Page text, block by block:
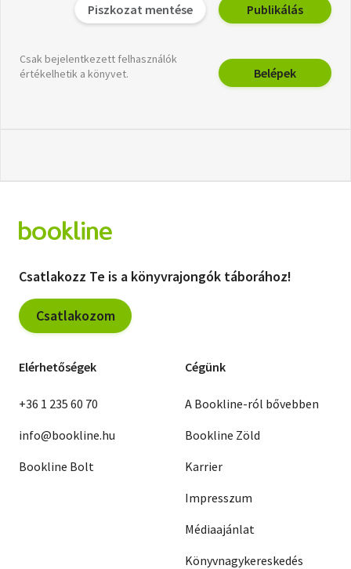
Piszkozat mentése Publikálás
Csak bejelentkezett felhasználók
értékelhetik a könyvet.
Belépek
Csatlakozz Te is a könyvrajongók táborához!
Csatlakozom
Elérhetőségek
+36 1 235 60 70
info@bookline.hu
Bookline Bolt
Cégünk
A Bookline-ról bővebben
Bookline Zöld
Karrier
Impresszum
Médiaajánlat
Könyvnagykereskedés